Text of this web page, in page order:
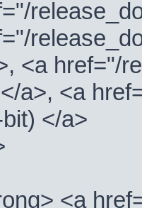
<a href="/
a>, <a
</a>
<a